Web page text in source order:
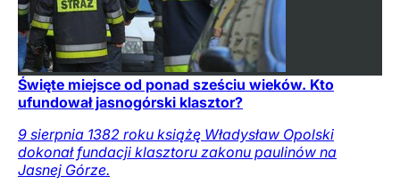
Święte miejsce od ponad sześciu wieków. Kto
ufundował jasnogórski klasztor?
9 sierpnia 1382 roku książę Władysław Opolski
dokonał fundacji klasztoru zakonu paulinów na
Jasnej Górze.